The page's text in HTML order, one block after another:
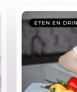
ETEN EN